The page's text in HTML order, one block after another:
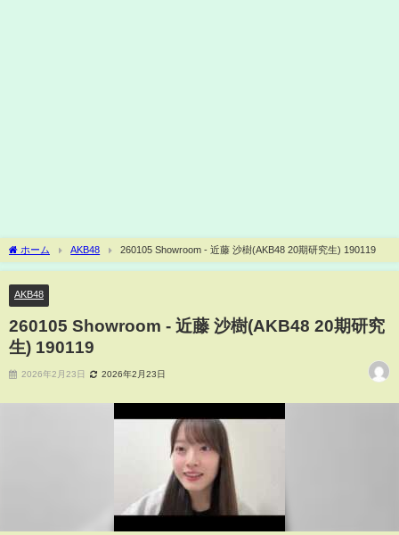
ホーム AKB48 260105 Showroom - 近藤 沙樹(AKB48 20期研究生) 190119
AKB48
260105 Showroom - 近藤 沙樹(AKB48 20期研究
生) 190119
2026年2月23日 2026年2月23日